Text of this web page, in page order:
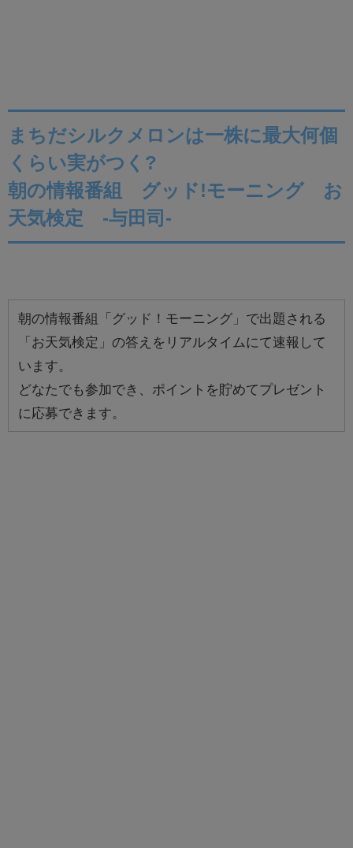
まちだシルクメロンは一株に最大何個
くらい実がつく?
朝の情報番組 グッド!モーニング お
天気検定 -与田司-
朝の情報番組「グッド！モーニング」で出題される
「お天気検定」の答えをリアルタイムにて速報して
います。
どなたでも参加でき、ポイントを貯めてプレゼント
に応募できます。